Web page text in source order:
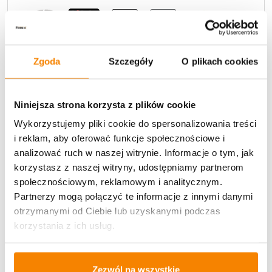
Zgoda Szczegóły O plikach cookies
Niniejsza strona korzysta z plików cookie
Wykorzystujemy pliki cookie do spersonalizowania treści
i reklam, aby oferować funkcje społecznościowe i
analizować ruch w naszej witrynie. Informacje o tym, jak
korzystasz z naszej witryny, udostępniamy partnerom
społecznościowym, reklamowym i analitycznym.
Partnerzy mogą połączyć te informacje z innymi danymi
otrzymanymi od Ciebie lub uzyskanymi podczas
korzystania z ich usług.
Zezwól na wszystkie
hurtowniiPrzejdź do hurtowni B2B
Opis produktu
Specyfikacja
Opinie klientów